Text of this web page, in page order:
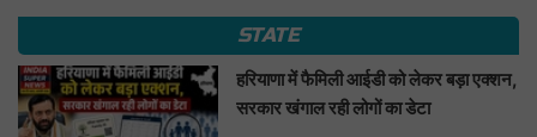
STATE
हरियाणा में फैमिली आईडी को लेकर बड़ा एक्शन,
सरकार खंगाल रही लोगों का डेटा